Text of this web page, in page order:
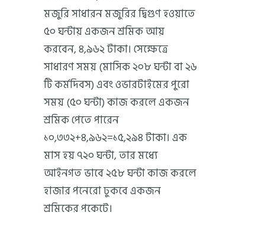
মজুরি সাধারন মজুরির দ্বিগুণ হওয়াতে
৫০ ঘন্টায় একজন শ্রমিক আয়
করবেন, ৪,৯৬২ টাকা। সেক্ষেত্রে
সাধারণ সময় (মাসিক ২০৮ ঘন্টা বা ২৬
টি কর্মদিবস) এবং ওভারটাইমের পুরো
সময় (৫০ ঘন্টা) কাজ করলে একজন
শ্রমিক পেতে পারেন
১০,৩৩২+৪,৯৬২=১৫,২৯৪ টাকা। এক
মাস হয় ৭২০ ঘন্টা, তার মধ্যে
আইনগত ভাবে ২৫৮ ঘন্টা কাজ করলে
হাজার পনেরো ঢুকবে একজন
শ্রমিকের পকেটে।